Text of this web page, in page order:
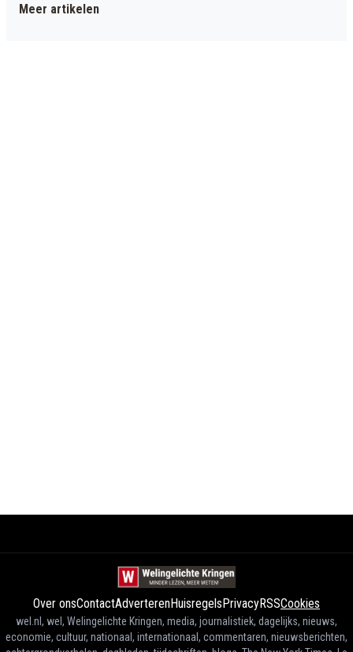
Meer artikelen
Over onsContactAdverterenHuisregelsPrivacyRSSCookies
wel.nl, wel, Welingelichte Kringen, media, journalistiek, dagelijks, nieuws,
economie, cultuur, nationaal, internationaal, commentaren, nieuwsberichten,